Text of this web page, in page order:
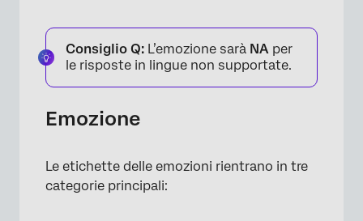
Consiglio Q: L’emozione sarà NA per
le risposte in lingue non supportate.
Emozione
Le etichette delle emozioni rientrano in tre
categorie principali: